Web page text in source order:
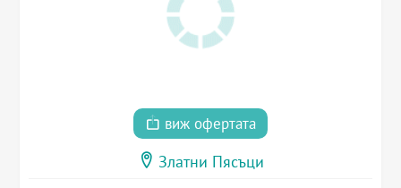
виж офертата
Златни Пясъци